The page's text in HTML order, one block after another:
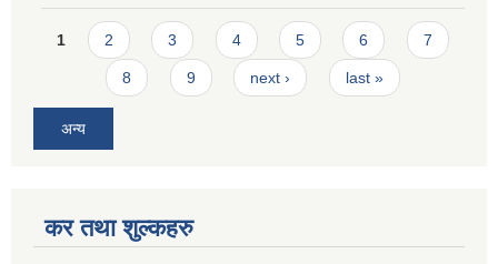
Pages
1 2 3 4 5 6 7
8 9 next › last »
अन्य
कर तथा शुल्कहरु